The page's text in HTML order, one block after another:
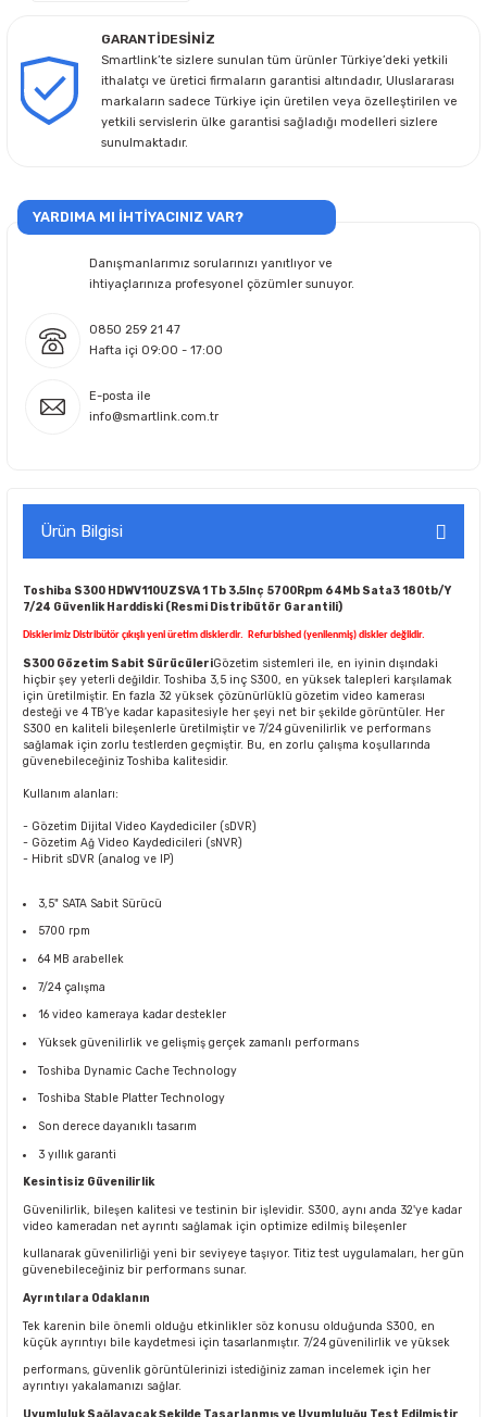
GARANTİDESİNİZ
Smartlink’te sizlere sunulan tüm ürünler Türkiye’deki yetkili
ithalatçı ve üretici firmaların garantisi altındadır, Uluslararası
markaların sadece Türkiye için üretilen veya özelleştirilen ve
yetkili servislerin ülke garantisi sağladığı modelleri sizlere
sunulmaktadır.
YARDIMA MI İHTİYACINIZ VAR?
Danışmanlarımız sorularınızı yanıtlıyor ve
ihtiyaçlarınıza profesyonel çözümler sunuyor.
0850 259 21 47
Hafta içi 09:00 - 17:00
E-posta ile
info@smartlink.com.tr
Ürün Bilgisi
Toshiba S300 HDWV110UZSVA 1 Tb 3.5Inç 5700Rpm 64Mb Sata3 180tb/Y
7/24 Güvenlik Harddiski (Resmi Distribütör Garantili)
Disklerimiz Distribütör çıkışlı yeni üretim disklerdir. Refurbished (yenilenmiş) diskler değildir.
S300 Gözetim Sabit SürücüleriGözetim sistemleri ile, en iyinin dışındaki
hiçbir şey yeterli değildir. Toshiba 3,5 inç S300, en yüksek talepleri karşılamak
için üretilmiştir. En fazla 32 yüksek çözünürlüklü gözetim video kamerası
desteği ve 4 TB’ye kadar kapasitesiyle her şeyi net bir şekilde görüntüler. Her
S300 en kaliteli bileşenlerle üretilmiştir ve 7/24 güvenilirlik ve performans
sağlamak için zorlu testlerden geçmiştir. Bu, en zorlu çalışma koşullarında
güvenebileceğiniz Toshiba kalitesidir.
Kullanım alanları:
- Gözetim Dijital Video Kaydediciler (sDVR)
- Gözetim Ağ Video Kaydedicileri (sNVR)
- Hibrit sDVR (analog ve IP)
3,5" SATA Sabit Sürücü
5700 rpm
64 MB arabellek
7/24 çalışma
16 video kameraya kadar destekler
Yüksek güvenilirlik ve gelişmiş gerçek zamanlı performans
Toshiba Dynamic Cache Technology
Toshiba Stable Platter Technology
Son derece dayanıklı tasarım
3 yıllık garanti
Kesintisiz Güvenilirlik
Güvenilirlik, bileşen kalitesi ve testinin bir işlevidir. S300, aynı anda 32'ye kadar
video kameradan net ayrıntı sağlamak için optimize edilmiş bileşenler
kullanarak güvenilirliği yeni bir seviyeye taşıyor. Titiz test uygulamaları, her gün
güvenebileceğiniz bir performans sunar.
Ayrıntılara Odaklanın
Tek karenin bile önemli olduğu etkinlikler söz konusu olduğunda S300, en
küçük ayrıntıyı bile kaydetmesi için tasarlanmıştır. 7/24 güvenilirlik ve yüksek
performans, güvenlik görüntülerinizi istediğiniz zaman incelemek için her
ayrıntıyı yakalamanızı sağlar.